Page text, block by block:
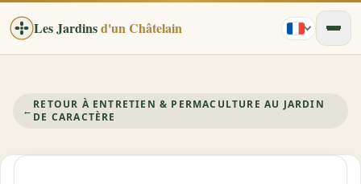
Les Jardinsd'un Châtelain
← RETOUR À ENTRETIEN & PERMACULTURE AU JARDIN
DE CARACTÈRE